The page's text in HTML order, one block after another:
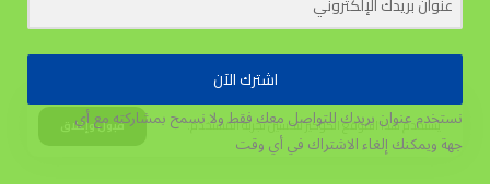
يستخدم هذا الموقع الكوكيز لتحسين تجربة المستخدم. قبول وإغلاق
اشترك الآن
نستخدم عنوان بريدك للتواصل معك فقط ولا نسمح بمشاركته مع أي
جهةويمكنك إلغاء الاشتراك في أي وقت